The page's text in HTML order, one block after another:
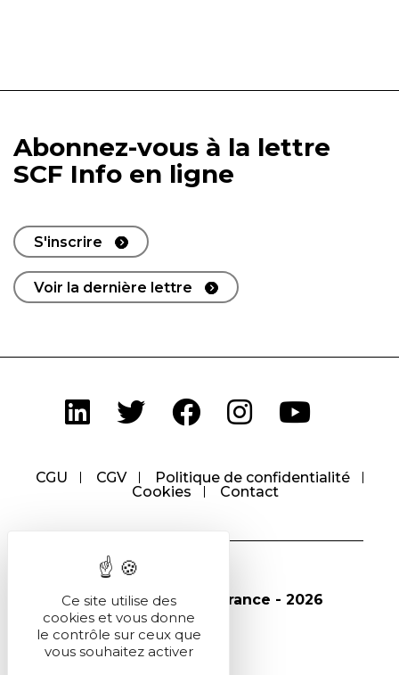
Abonnez-vous à la lettre
SCF Info en ligne
S'inscrire
Voir la dernière lettre
CGU CGV
Politique de confidentialité
Cookies
Contact
© Société Chimique de France - 2026
Ce site utilise des
cookies et vous donne
le contrôle sur ceux que
vous souhaitez activer